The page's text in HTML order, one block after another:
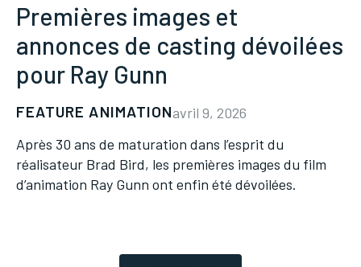
Premières images et
annonces de casting dévoilées
pour Ray Gunn
FEATURE ANIMATIONavril 9, 2026
Après 30 ans de maturation dans l’esprit du
réalisateur Brad Bird, les premières images du film
d’animation Ray Gunn ont enfin été dévoilées.